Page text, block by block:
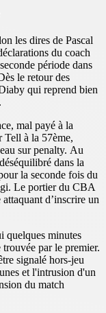
les dires de Pascal
du coach
période dans
le retour des
qui reprend bien
mal payé à la
Tell à la 57ème,
sur penalty. Au
dans la
la seconde fois du
Le portier du CBA
d’inscrire un
quelques minutes
par le premier.
signalé hors-jeu
et l'intrusion d'un
du match